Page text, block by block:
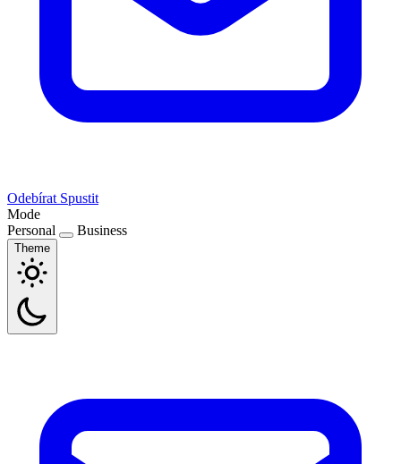
Odebírat Spustit
Mode
Personal
Business
Theme